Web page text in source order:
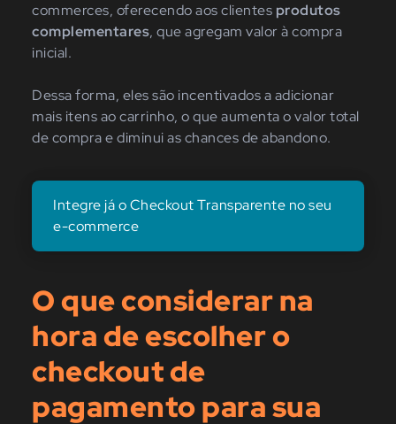
commerces, oferecendo aos clientes produtos
complementares, que agregam valor à compra
inicial.
Dessa forma, eles são incentivados a adicionar
mais itens ao carrinho, o que aumenta o valor total
de compra e diminui as chances de abandono.
Integre já o Checkout Transparente no seu
e-commerce
O que considerar na
hora de escolher o
checkout de
pagamento para sua